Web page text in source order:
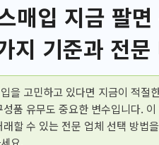
매입 지금 팔
지 기준과 전
을 고민하고 있다면 지금이 적절
품 유무도 중요한 변수입니다.
할 수 있는 전문 업체 선택 방법